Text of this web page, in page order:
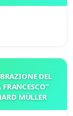
DEL
MÜLLER